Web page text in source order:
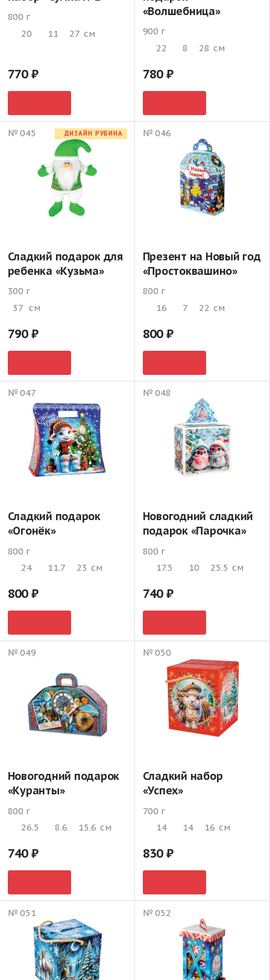
800 г
20
11 27 см
770
«Волшебница»
900 г
22
8 28 см
780
№ 045 ДИЗАЙН РУБИНА
Сладкий подарок для
ребенка «Кузьма»
300 г
37 см
790
№ 046
Презент на Новый год
«Простоквашино»
800 г
16
7 22 см
800
№ 047
Сладкий подарок
«Огонёк»
800 г
24
11.7 23 см
800
№ 048
Новогодний сладкий
подарок «Парочка»
800 г
17.5
10 25.5 см
740
№ 049
Новогодний подарок
«Куранты»
800 г
26.5
8.6 15.6 см
740
№ 050
Сладкий набор
«Успех»
700 г
14
14 16 см
830
№ 051 № 052